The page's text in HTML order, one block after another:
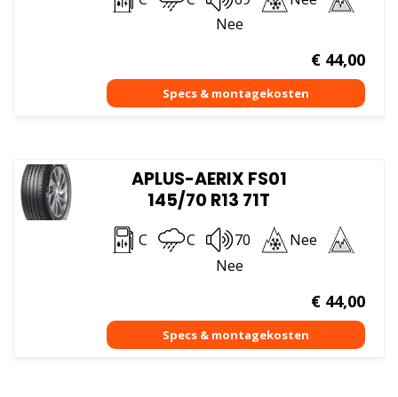
Nee
€44,00
APLUS-AERIX FS01
145/70 R13 71T
C C 70
Nee
Nee
€44,00